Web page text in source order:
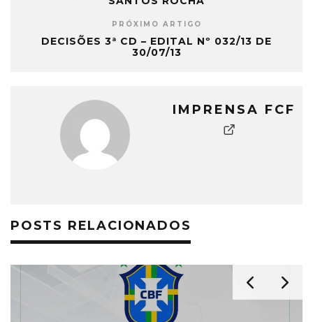
PRÓXIMO ARTIGO
DECISÕES 3ª CD – EDITAL Nº 032/13 DE
30/07/13
IMPRENSA FCF
POSTS RELACIONADOS